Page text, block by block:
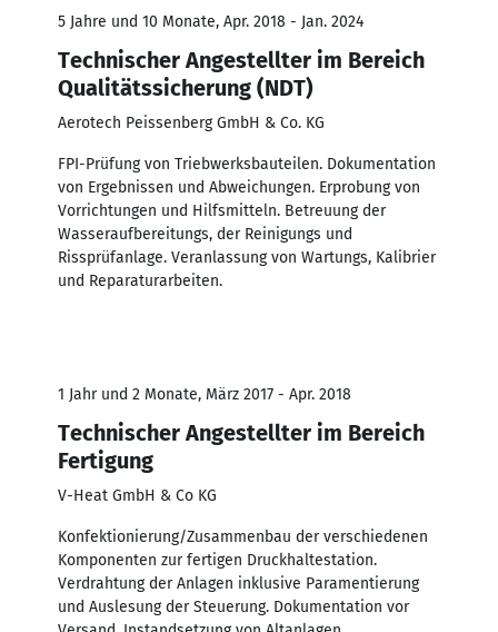
5 Jahre und 10 Monate, Apr. 2018 - Jan. 2024
Technischer Angestellter im Bereich
Qualitätssicherung (NDT)
Aerotech Peissenberg GmbH & Co. KG
FPI-Prüfung von Triebwerksbauteilen. Dokumentation
von Ergebnissen und Abweichungen. Erprobung von
Vorrichtungen und Hilfsmitteln. Betreuung der
Wasseraufbereitungs, der Reinigungs und
Rissprüfanlage. Veranlassung von Wartungs, Kalibrier
und Reparaturarbeiten.
1 Jahr und 2 Monate, März 2017 - Apr. 2018
Technischer Angestellter im Bereich
Fertigung
V-Heat GmbH & Co KG
Konfektionierung/Zusammenbau der verschiedenen
Komponenten zur fertigen Druckhaltestation.
Verdrahtung der Anlagen inklusive Paramentierung
und Auslesung der Steuerung. Dokumentation vor